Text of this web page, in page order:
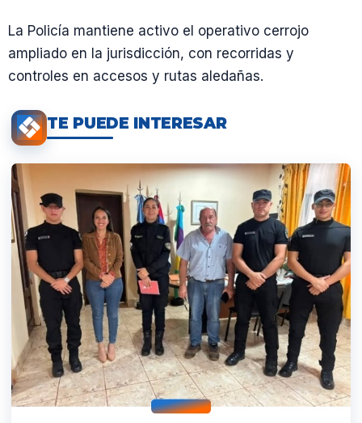
La Policía mantiene activo el operativo cerrojo
ampliado en la jurisdicción, con recorridas y
controles en accesos y rutas aledañas.
TE PUEDE INTERESAR